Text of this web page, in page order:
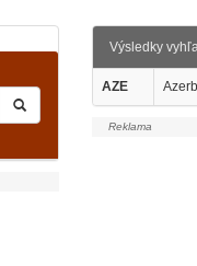
Výsledky
AZE